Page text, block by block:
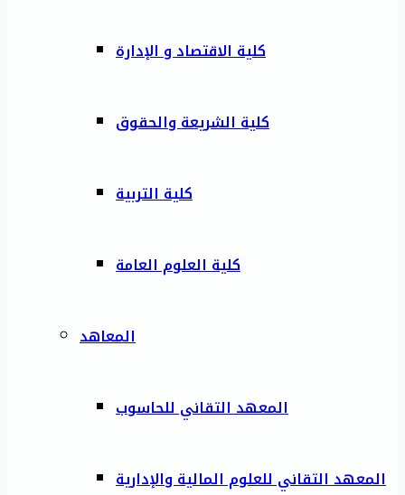
كلية الاقتصاد و الإدارة
كلية الشريعة والحقوق
كلية التربية
كلية العلوم العامة
المعاهد
المعهد التقاني للحاسوب
المعهد التقاني للعلوم المالية والإدارية